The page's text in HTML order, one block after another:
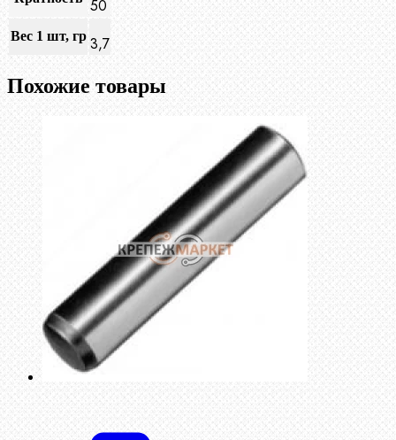
50
Вес 1 шт, гр 3,7
Похожие товары